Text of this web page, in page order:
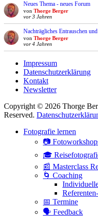
Neues Thema - neues Forum
von Thorge Berger
vor 3 Jahren
Nachträgliches Entrauschen
von Thorge Berger
vor 4 Jahren
Impressum
Datenschutzerklärung
Kontakt
Newsletter
Copyright © 2026 Thorge
Reserved.
scrollenFotografie lernen
📷
🎓
📰 Masterclass
🌀 Coaching
📅 Termine
🗣 Feedback